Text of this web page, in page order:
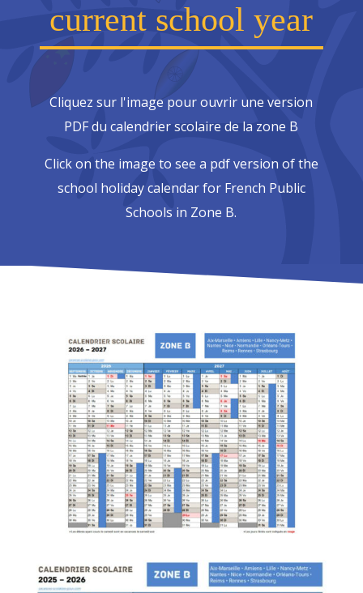
current school year
Cliquez sur l'image pour ouvrir une version
PDF du calendrier scolaire de la zone B
Click on the image to see a pdf version of the
school holiday calendar for French Public
Schools in Zone B.